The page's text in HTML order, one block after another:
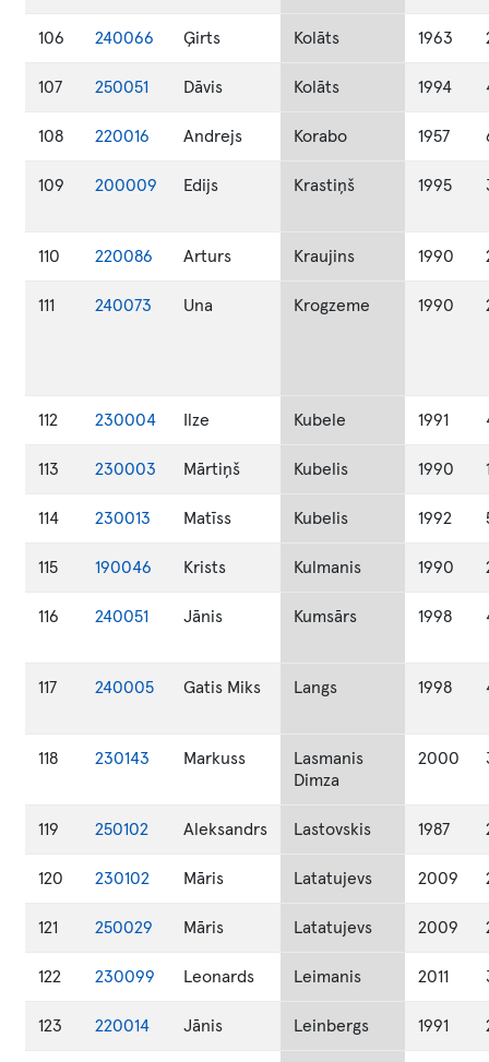
106 240066 Ģirts Kolāts 1963
107 250051 Dāvis Kolāts 1994
108 220016 Andrejs Korabo 1957
109 200009 Edijs Krastiņš 1995
110 220086 Arturs Kraujins 1990
111 240073 Una Krogzeme 1990
112 230004 Ilze Kubele 1991
113 230003 Mārtiņš Kubelis 1990
114 230013 Matīss Kubelis 1992
115 190046 Krists Kulmanis 1990
116 240051 Jānis Kumsārs 1998
117 240005 Gatis Miks Langs 1998
118 230143 Markuss
Lasmanis
Dimza
2000
119 250102 Aleksandrs Lastovskis 1987
120 230102 Māris Latatujevs 2009
121 250029 Māris Latatujevs 2009
122 230099 Leonards Leimanis 2011
123 220014 Jānis Leinbergs 1991